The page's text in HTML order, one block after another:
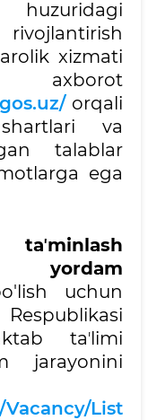
huzuridagi
xizmati
axborot
orqali
va
talablar
ega
uchun
taʼlimi
jarayonini
List